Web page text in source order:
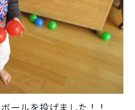
ールを投げました！！